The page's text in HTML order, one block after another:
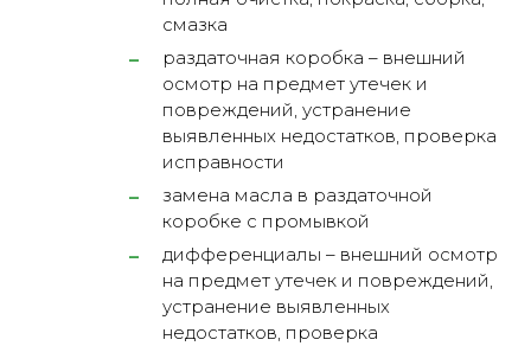
смазка
раздаточная коробка – внешний
осмотр на предмет утечек и
повреждений, устранение
выявленных недостатков, проверка
исправности
замена масла в раздаточной
коробке с промывкой
дифференциалы – внешний осмотр
на предмет утечек и повреждений,
устранение выявленных
недостатков, проверка